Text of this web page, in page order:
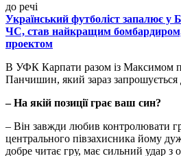
до речі
Український футболіст запалює у
ЧС, став найкращим
проектом
В УФК Карпати разом із Максимом
Панчишин, який зараз запрошується
– На якій позиції грає ваш син?
– Він завжди любив контролювати
центрального півзахисника йому
добре читає гру, має сильний удар з